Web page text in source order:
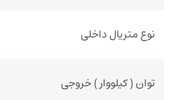
نوع متریال داخلی
توان ( کیلووار ) خروجی